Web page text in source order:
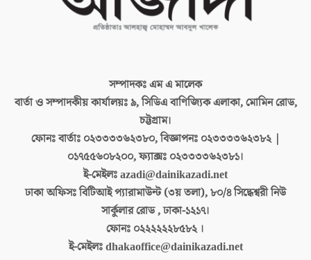
সম্পাদকঃএম এ মালেক
বার্তা ও সম্পাদকীয় কার্যালয়ঃ৯, সিডিএ বাণিজ্যিক এলাকা, মোমিন রোড,
চট্টগ্রাম।
ফোনঃ বার্তাঃ ০২৩৩৩৩৬২৩৮০, বিজ্ঞাপনঃ ০২৩৩৩৩৬২৩৮২ |
০১৭৫৫৬০৮২০০, ফ্যাক্সঃ ০২৩৩৩৩৬২৩৮১।
ই-মেইলঃazadi@dainikazadi.net
ঢাকা অফিসঃবিটিআই প্যারামাউন্ট (৩য় তলা), ৮০/৪ সিদ্ধেশ্বরী নিউ
সার্কুলার রোড , ঢাকা-১২১৭।
ফোনঃ ০২২২২২২৮৫৮২ ।
ই-মেইলঃdhakaoffice@dainikazadi.net